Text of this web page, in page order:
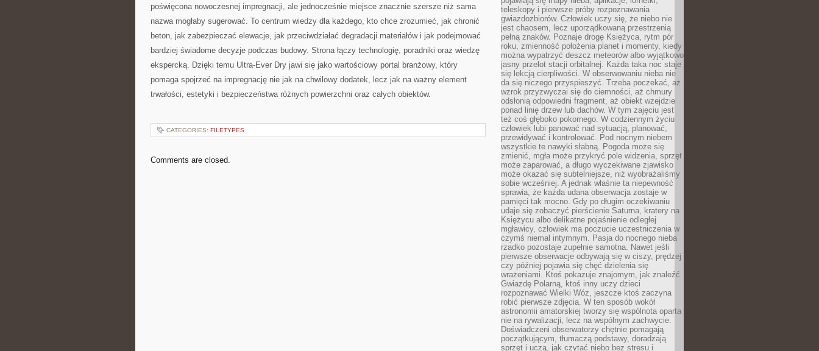
poświęcona nowoczesnej impregnacji, ale jednocześnie miejsce znacznie szersze niż sama
nazwa mogłaby sugerować. To centrum wiedzy dla każdego, kto chce zrozumieć, jak chronić
beton, jak zabezpieczać elewacje, jak przeciwdziałać degradacji materiałów i jak podejmować
bardziej świadome decyzje podczas budowy. Strona łączy technologię, poradniki oraz wiedzę
ekspercką. Dzięki temu Ultra-Ever Dry jawi się jako wartościowy portal branżowy, który
pomaga spojrzeć na impregnację nie jak na chwilowy dodatek, lecz jak na ważny element
trwałości, estetyki i bezpieczeństwa różnych powierzchni oraz całych obiektów.
CATEGORIES: FILETYPES
Comments are closed.
teleskopy i pierwsze próby rozpoznawania
gwiazdozbiorów. Człowiek uczy się, że niebo nie
jest chaosem, lecz uporządkowaną przestrzenią
pełną znaków. Poznaje drogę Księżyca, rytm pór
roku, zmienność położenia planet i momenty, kiedy
można wypatrzyć deszcz meteorów albo wyjątkowo
jasny przelot stacji orbitalnej. Każda taka noc staje
się lekcją cierpliwości. W obserwowaniu nieba nie
da się niczego przyspieszyć. Trzeba poczekać, aż
wzrok przyzwyczai się do ciemności, aż chmury
odsłonią odpowiedni fragment, aż obiekt wzejdzie
ponad linię drzew lub dachów. W tym zajęciu jest
też coś głęboko pokornego. W codziennym życiu
człowiek lubi panować nad sytuacją, planować,
przewidywać i kontrolować. Pod nocnym niebem
wszystkie te nawyki słabną. Pogoda może się
zmienić, mgła może przykryć pole widzenia, sprzęt
może zaparować, a długo wyczekiwane zjawisko
może okazać się subtelniejsze, niż wyobrażaliśmy
sobie wcześniej. A jednak właśnie ta niepewność
sprawia, że każda udana obserwacja zostaje w
pamięci tak mocno. Gdy po długim oczekiwaniu
udaje się zobaczyć pierścienie Saturna, kratery na
Księżycu albo delikatne pojaśnienie odległej
mgławicy, człowiek ma poczucie uczestniczenia w
czymś niemal intymnym. Pasja do nocnego nieba
rzadko pozostaje zupełnie samotna. Nawet jeśli
pierwsze obserwacje odbywają się w ciszy, prędzej
czy później pojawia się chęć dzielenia się
wrażeniami. Ktoś pokazuje znajomym, jak znaleźć
Gwiazdę Polarną, ktoś inny uczy dzieci
rozpoznawać Wielki Wóz, jeszcze ktoś zaczyna
robić pierwsze zdjęcia. W ten sposób wokół
astronomii amatorskiej tworzy się wspólnota oparta
nie na rywalizacji, lecz na wspólnym zachwycie.
Doświadczeni obserwatorzy chętnie pomagają
początkującym, tłumaczą podstawy, doradzają
sprzęt i uczą, jak czytać niebo bez stresu i